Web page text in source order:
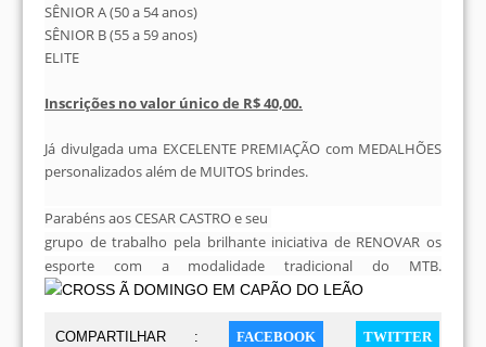
SÊNIOR A (50 a 54 anos)
SÊNIOR B (55 a 59 anos)
ELITE
Inscrições no valor único de R$ 40,00.
Já divulgada uma EXCELENTE PREMIAÇÃO com MEDALHÕES
personalizados além de MUITOS brindes.
Parabéns aos CESAR CASTRO e seu
grupo de trabalho pela brilhante iniciativa de RENOVAR os
esporte com a modalidade tradicional do MTB.
COMPARTILHAR : FACEBOOK TWITTER